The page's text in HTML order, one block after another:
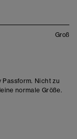
Groß
Nicht zu
normale Größe.